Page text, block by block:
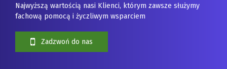
Najwyższą wartością nasi Klienci, którym zawsze służymy
fachową pomocą i życzliwym wsparciem
Zadzwoń do nas